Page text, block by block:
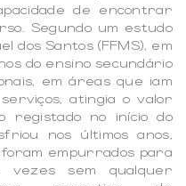
de encontrar
Segundo um estudo
dos Santos (FFMS), em
do ensino secundário
em áreas que iam
atingia o valor
registado no início do
nos últimos anos,
foram empurrados para
vezes sem qualquer